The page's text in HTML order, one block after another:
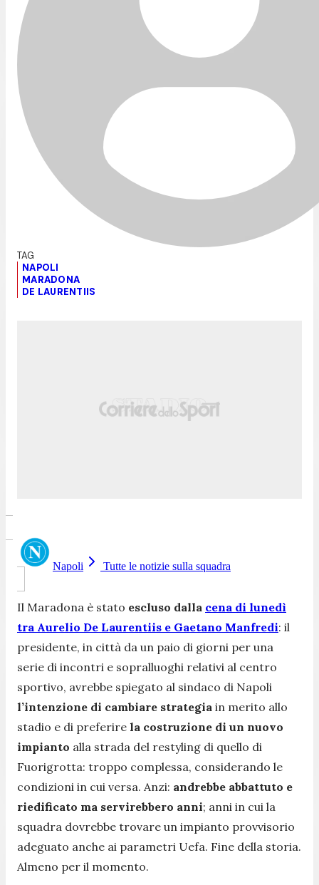
NAPOLI
MARADONA
DE LAURENTIIS
Napoli Tutte le notizie sulla squadra
Il Maradona è stato escluso dalla cena di lunedì
tra Aurelio De Laurentiis e Gaetano Manfredi: il
presidente, in città da un paio di giorni per una
serie di incontri e sopralluoghi relativi al centro
sportivo, avrebbe spiegato al sindaco di Napoli
l’intenzione di cambiare strategia in merito allo
stadio e di preferire la costruzione di un nuovo
impianto alla strada del restyling di quello di
Fuorigrotta: troppo complessa, considerando le
condizioni in cui versa. Anzi: andrebbe abbattuto e
riedificato ma servirebbero anni; anni in cui la
squadra dovrebbe trovare un impianto provvisorio
adeguato anche ai parametri Uefa. Fine della storia.
Almeno per il momento.